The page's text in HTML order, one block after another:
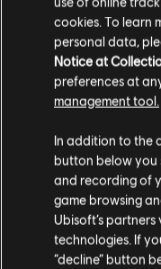
cookies. To learn
personal data,
Notice at
preferences at
management tool.
In addition to the
button below you
and recording of
game browsing
Ubisoft’s
technologies. If
“decline” button